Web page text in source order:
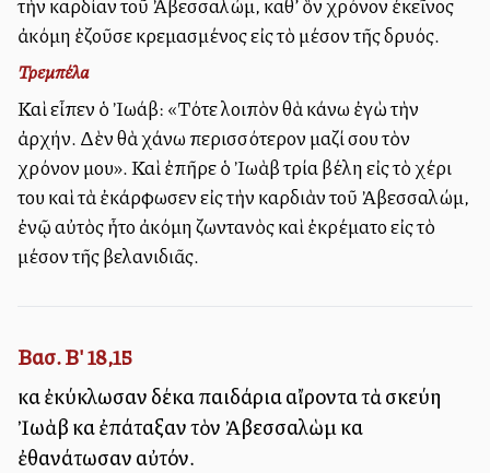
ἀκόμη ἐζοῦσε κρεμασμένος εἰς τὸ μέσον τῆς δρυός.
Τρεμπέλα
Καὶ εἶπεν ὁ Ἰωάβ: «Τότε λοιπὸν θὰ κάνω ἐγὼ τὴν
ἀρχήν. Δὲν θὰ χάνω περισσότερον μαζί σου τὸν
χρόνον μου». Καὶ ἐπῆρε ὁ Ἰωὰβ τρία βέλη εἰς τὸ χέρι
του καὶ τὰ ἐκάρφωσεν εἰς τὴν καρδιὰν τοῦ Ἀβεσσαλώμ,
ἐνῷ αὐτὸς ἦτο ἀκόμη ζωντανὸς καὶ ἐκρέματο εἰς τὸ
μέσον τῆς βελανιδιᾶς.
Βασ. Β' 18,15
καὶ ἐκύκλωσαν δέκα παιδάρια αἴροντα τὰ σκεύη
Ἰωὰβ καὶ ἐπάταξαν τὸν Ἀβεσσαλὼμ καὶ
ἐθανάτωσαν αὐτόν.